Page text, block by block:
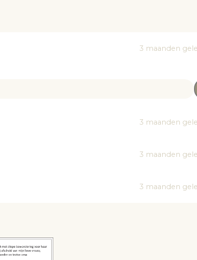
3 maanden
3 maanden
3 maanden
3 maanden